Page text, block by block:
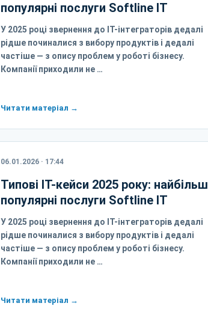
популярні послуги Softline IT
У 2025 році звернення до ІТ-інтеграторів дедалі
рідше починалися з вибору продуктів і дедалі
частіше — з опису проблем у роботі бізнесу.
Компанії приходили не …
Читати матеріал →
06.01.2026 · 17:44
Типові ІТ-кейси 2025 року: найбільш
популярні послуги Softline IT
У 2025 році звернення до ІТ-інтеграторів дедалі
рідше починалися з вибору продуктів і дедалі
частіше — з опису проблем у роботі бізнесу.
Компанії приходили не …
Читати матеріал →